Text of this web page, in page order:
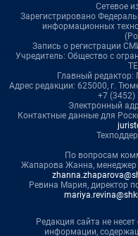
Сетевое
Зарегистрировано
информационных
Запись о регистрации
Учредитель: Общество с
Главный
Адрес редакции: 625000, г.
+7 (3452)
Электронный
Контактные данные для
По вопросам
Жапарова Жанна, менеджер
Ревина Мария, директор
Редакция сайта не
информации,